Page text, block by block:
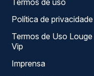
Termos de uso
Política de privacidade
Termos de Uso Louge
Vip
Imprensa